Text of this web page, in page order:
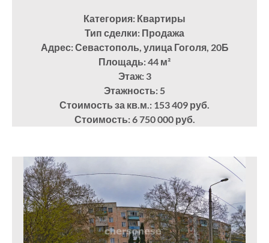
Категория: Квартиры
Тип сделки: Продажа
Адрес: Севастополь, улица Гоголя, 20Б
Площадь: 44 м²
Этаж: 3
Этажность: 5
Стоимость за кв.м.: 153 409 руб.
Стоимость: 6 750 000 руб.